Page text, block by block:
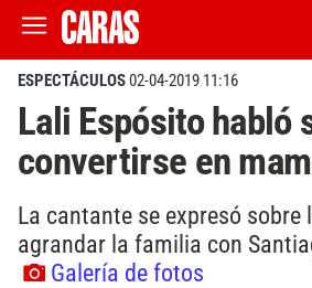
ESPECTÁCULOS02-04-2019 11:16
Lali Espósito habló
convertirse en
La cantante se expresó sobre
agrandar la familia con
Galería de fotos